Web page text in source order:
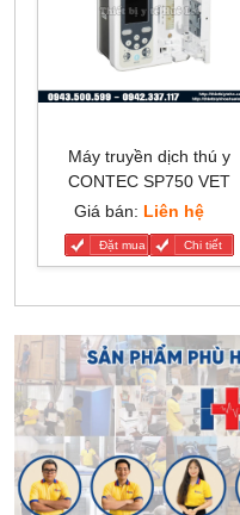
Máy truyền dịch thú y
CONTEC SP750 VET
Giá bán: Liên hệ
Đặt mua Chi tiết